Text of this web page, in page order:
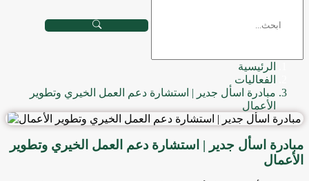
الرئيسية
الفعاليات
مبادرة اسأل جدير | استشارة دعم العمل الخيري وتطوير
الأعمال
مبادرة اسأل جدير | استشارة دعم العمل الخيري وتطوير
الأعمال